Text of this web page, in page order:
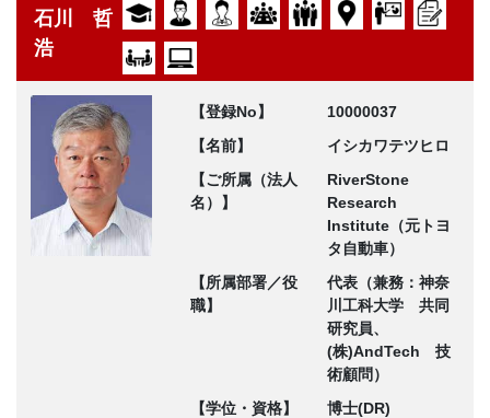
石川 哲
浩
【登録No】
10000037
【名前】
イシカワテツヒロ
【ご所属（法人
名）】
RiverStone
Research
Institute（元トヨ
タ自動車）
【所属部署／役
職】
代表（兼務：神奈
川工科大学 共同
研究員、
(株)AndTech 技
術顧問）
【学位・資格】
博士(DR)